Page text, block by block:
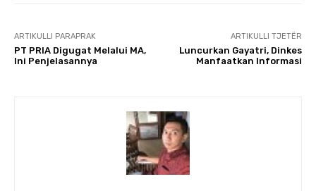
ARTIKULLI PARAPRAK
PT PRIA Digugat Melalui MA,
Ini Penjelasannya
ARTIKULLI TJETËR
Luncurkan Gayatri, Dinkes
Manfaatkan Informasi